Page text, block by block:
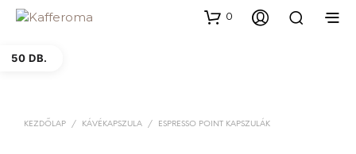
0
50 DB.
KEZDŐLAP / KÁVÉKAPSZULA / ESPRESSO POINT KAPSZULÁK